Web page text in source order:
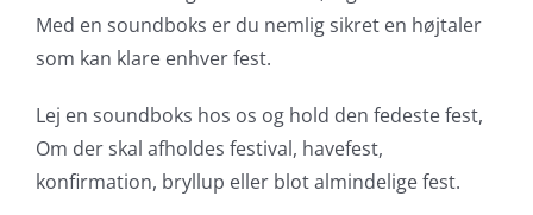
Med en soundboks er du nemlig sikret en højtaler
som kan klare enhver fest.
Lej en soundboks hos os og hold den fedeste fest,
Om der skal afholdes festival, havefest,
konfirmation, bryllup eller blot almindelige fest.